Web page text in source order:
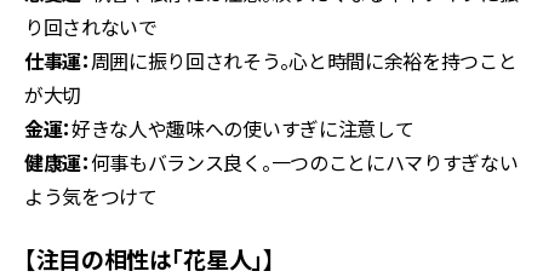
り回されないで
仕事運：周囲に振り回されそう。心と時間に余裕を持つこと
が大切
金運：好きな人や趣味への使いすぎに注意して
健康運：何事もバランス良く。一つのことにハマりすぎない
よう気をつけて
【注目の相性は「花星人」】